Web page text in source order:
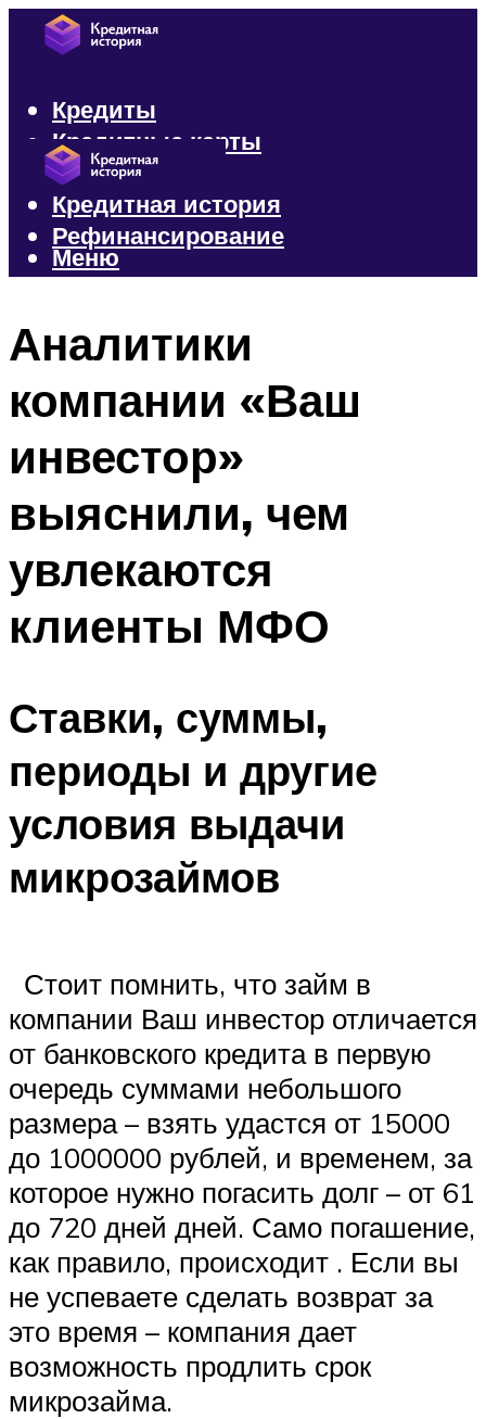
Кредиты
Кредитные карты
Микрозаймы
Кредитная история
Рефинансирование
Меню
Аналитики
компании «Ваш
инвестор»
выяснили, чем
увлекаются
клиенты МФО
Ставки, суммы,
периоды и другие
условия выдачи
микрозаймов
Стоит помнить, что займ в
компании Ваш инвестор отличается
от банковского кредита в первую
очередь суммами небольшого
размера – взять удастся от 15000
до 1000000 рублей, и временем, за
которое нужно погасить долг – от 61
до 720 дней дней. Само погашение,
как правило, происходит . Если вы
не успеваете сделать возврат за
это время – компания дает
возможность продлить срок
микрозайма.